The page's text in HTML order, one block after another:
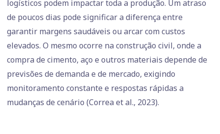
logísticos podem impactar toda a produção. Um atraso
de poucos dias pode significar a diferença entre
garantir margens saudáveis ou arcar com custos
elevados. O mesmo ocorre na construção civil, onde a
compra de cimento, aço e outros materiais depende de
previsões de demanda e de mercado, exigindo
monitoramento constante e respostas rápidas a
mudanças de cenário (Correa et al., 2023).